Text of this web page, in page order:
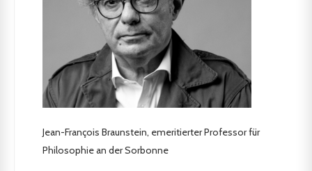
Jean-François Braunstein, emeritierter Professor für
Philosophie an der Sorbonne